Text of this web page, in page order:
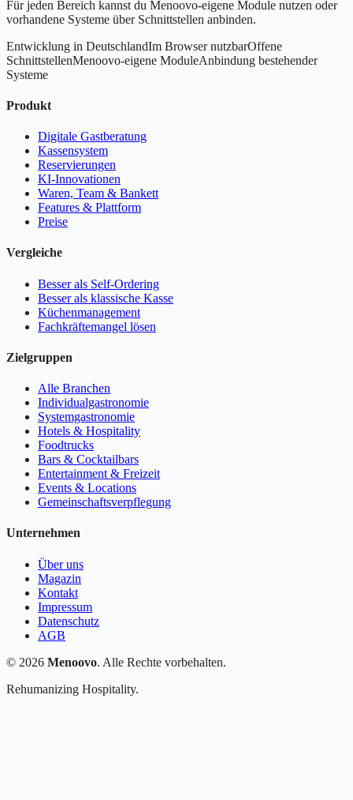
Für jeden Bereich kannst du Menoovo-eigene Module nutzen oder
vorhandene Systeme über Schnittstellen anbinden.
Entwicklung in DeutschlandIm Browser nutzbarOffene
SchnittstellenMenoovo-eigene ModuleAnbindung bestehender
Systeme
Produkt
Digitale Gastberatung
Kassensystem
Reservierungen
KI-Innovationen
Waren, Team & Bankett
Features & Plattform
Preise
Vergleiche
Besser als Self-Ordering
Besser als klassische Kasse
Küchenmanagement
Fachkräftemangel lösen
Zielgruppen
Alle Branchen
Individualgastronomie
Systemgastronomie
Hotels & Hospitality
Foodtrucks
Bars & Cocktailbars
Entertainment & Freizeit
Events & Locations
Gemeinschaftsverpflegung
Unternehmen
Über uns
Magazin
Kontakt
Impressum
Datenschutz
AGB
© 2026 Menoovo. Alle Rechte vorbehalten.
Rehumanizing Hospitality.